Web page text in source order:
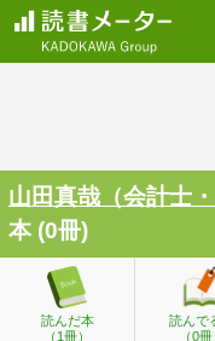
山田真哉（会計士
本 (0冊)
読んだ本
（1冊）
読んで
（0冊